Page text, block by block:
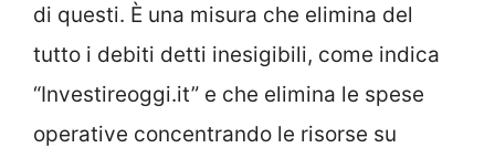
di questi. È una misura che elimina del
tutto i debiti detti inesigibili, come indica
“Investireoggi.it” e che elimina le spese
operative concentrando le risorse su